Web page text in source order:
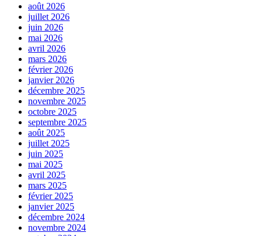
août 2026
juillet 2026
juin 2026
mai 2026
avril 2026
mars 2026
février 2026
janvier 2026
décembre 2025
novembre 2025
octobre 2025
septembre 2025
août 2025
juillet 2025
juin 2025
mai 2025
avril 2025
mars 2025
février 2025
janvier 2025
décembre 2024
novembre 2024